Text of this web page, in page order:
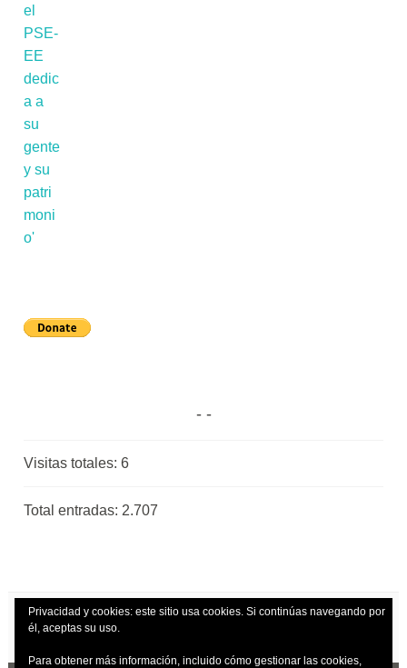
Visitas totales:6
Total entradas: 2.707
Privacidad y cookies: este sitio usa cookies. Si continúas navegando por
él, aceptas su uso.
Para obtener más información, incluido cómo gestionar las cookies,